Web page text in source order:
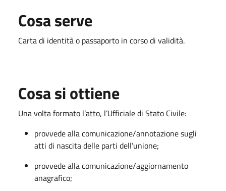
Cosa serve
Carta di identità o passaporto in corso di validità.
Cosa si ottiene
Una volta formato l’atto, l’Ufficiale di Stato Civile:
provvede alla comunicazione/annotazione sugli
atti di nascita delle parti dell’unione;
provvede alla comunicazione/aggiornamento
anagrafico;